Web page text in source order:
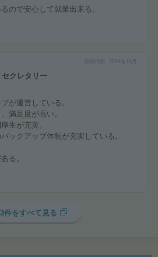
ので安心して就業出来る。
2024年10月
クレタリー
が運営している。
満足度が高い。
生が充実。
ックアップ体制が充実している。
る。
件をすべて見る